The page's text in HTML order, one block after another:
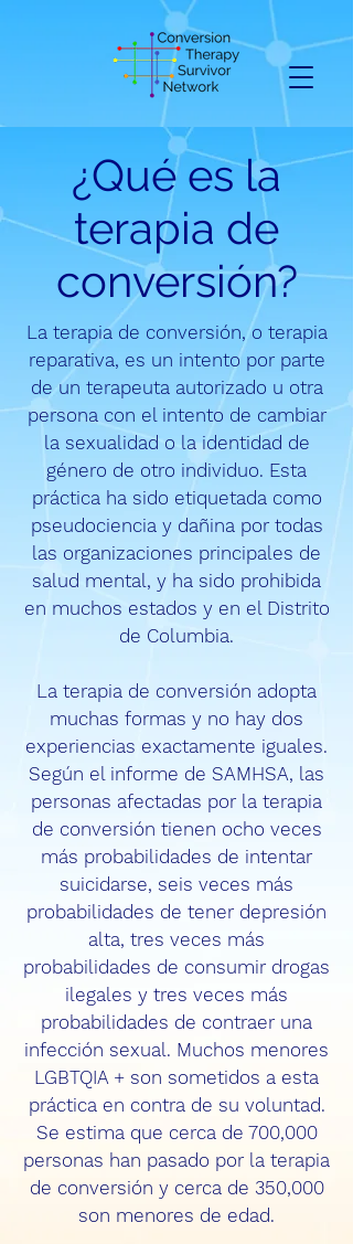
¿Qué es la
terapia de
conversión?
La terapia de conversión, o terapia
reparativa, es un intento por parte
de un terapeuta autorizado u otra
persona con el intento de cambiar
la sexualidad o la identidad de
género de otro individuo. Esta
práctica ha sido etiquetada como
pseudociencia y dañina por todas
las organizaciones principales de
salud mental, y ha sido prohibida
en muchos estados y en el Distrito
de Columbia.
La terapia de conversión adopta
muchas formas y no hay dos
experiencias exactamente iguales.
Según el informe de SAMHSA, las
personas afectadas por la terapia
de conversión tienen ocho veces
más probabilidades de intentar
suicidarse, seis veces más
probabilidades de tener depresión
alta, tres veces más
probabilidades de consumir drogas
ilegales y tres veces más
probabilidades de contraer una
infección sexual. Muchos menores
LGBTQIA + son sometidos a esta
práctica en contra de su voluntad.
Se estima que cerca de 700,000
personas han pasado por la terapia
de conversión y cerca de 350,000
son menores de edad.